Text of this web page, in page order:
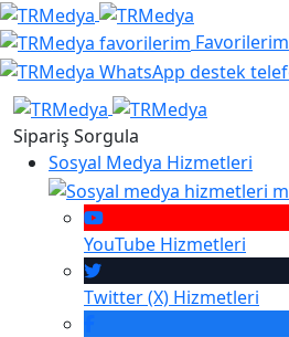
Favorilerim
Sipariş Sorgula
Sosyal Medya Hizmetleri
YouTube Hizmetleri
Twitter (X) Hizmetleri